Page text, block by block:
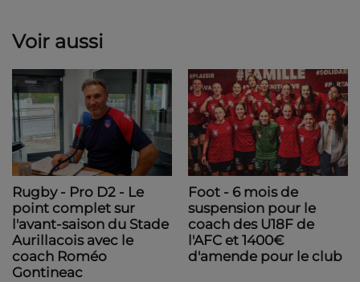
Voir aussi
Rugby - Pro D2 - Le
point complet sur
l'avant-saison du Stade
Aurillacois avec le
coach Roméo
Gontineac
Foot - 6 mois de
suspension pour le
coach des U18F de
l'AFC et 1400€
d'amende pour le club